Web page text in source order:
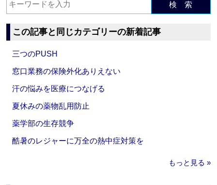
検 索
この記事と同じカテゴリーの新着記事
三つのPUSH
窓口業務の保険外化ありえない
汗の悩みを医療につなげる
夏休みの薬物乱用防止
薬学部の生存競争
酷暑のレジャーに万全の熱中症対策を
もっと見る »